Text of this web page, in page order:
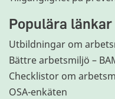
Populära länkar
Utbildningar om
Bättre arbetsmiljö –
Checklistor om
OSA-enkäten